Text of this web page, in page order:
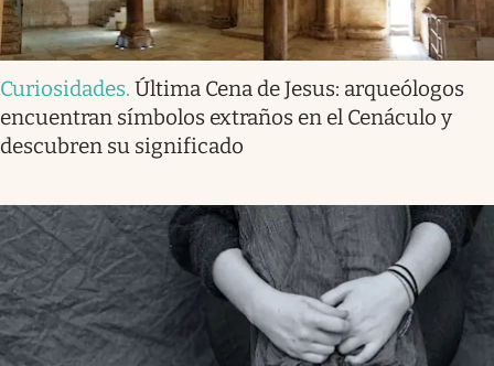
Curiosidades. Última Cena de Jesus: arqueólogos
encuentran símbolos extraños en el Cenáculo y
descubren su significado